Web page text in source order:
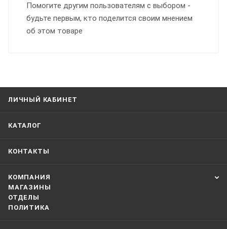
Помогите другим пользователям с выбором -
будьте первым, кто поделится своим мнением
об этом товаре
ЛИЧНЫЙ КАБИНЕТ
КАТАЛОГ
КОНТАКТЫ
КОМПАНИЯ
МАГАЗИНЫ
ОТДЕЛЫ
ПОЛИТИКА